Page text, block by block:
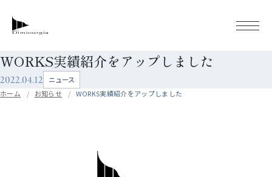
WORKS実績紹介をアップしました
2022.04.12
ニュース
ホーム
お知らせ WORKS実績紹介をアップしました